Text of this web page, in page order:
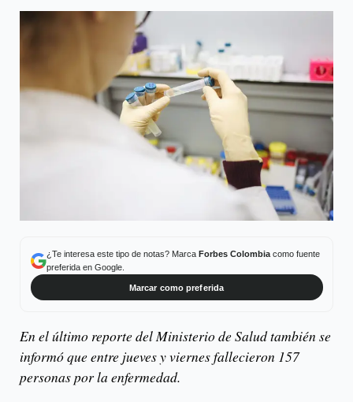
¿Te interesa este tipo de notas? Marca Forbes Colombiacomo fuente
preferida en Google.
Marcar como preferida
En el último reporte del Ministerio de Salud también se
informó que entre jueves y viernes fallecieron 157
personas por la enfermedad.